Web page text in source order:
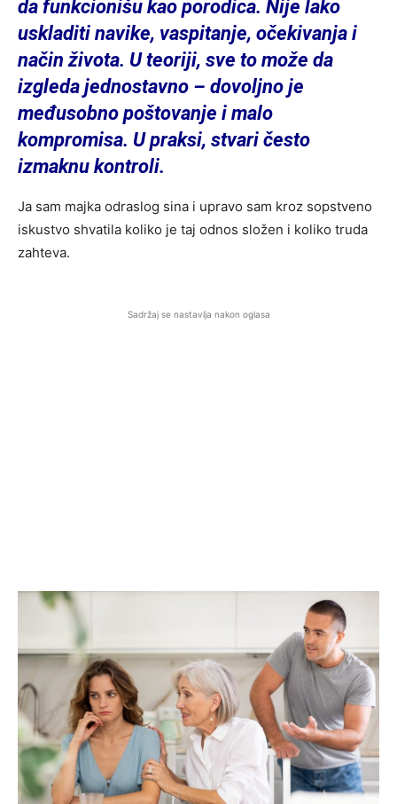
da funkcionišu kao porodica. Nije lako
uskladiti navike, vaspitanje, očekivanja i
način života. U teoriji, sve to može da
izgleda jednostavno – dovoljno je
međusobno poštovanje i malo
kompromisa. U praksi, stvari često
izmaknu kontroli.
Ja sam majka odraslog sina i upravo sam kroz sopstveno
iskustvo shvatila koliko je taj odnos složen i koliko truda
zahteva.
Sadržaj se nastavlja nakon oglasa